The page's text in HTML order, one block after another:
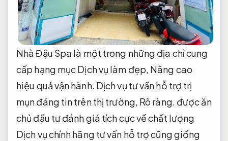
Nhà Đậu Spa là một trong những địa chỉ cung
cấp hạng mục Dịch vụ làm đẹp, Nâng cao
hiệu quả vận hành. Dịch vụ tư vấn hỗ trợ trị
mụn đáng tin trên thị trường, Rõ ràng. được ăn
chủ đầu tư đánh giá tích cực về chất lượng
Dịch vụ chính hãng tư vấn hỗ trợ cũng giống